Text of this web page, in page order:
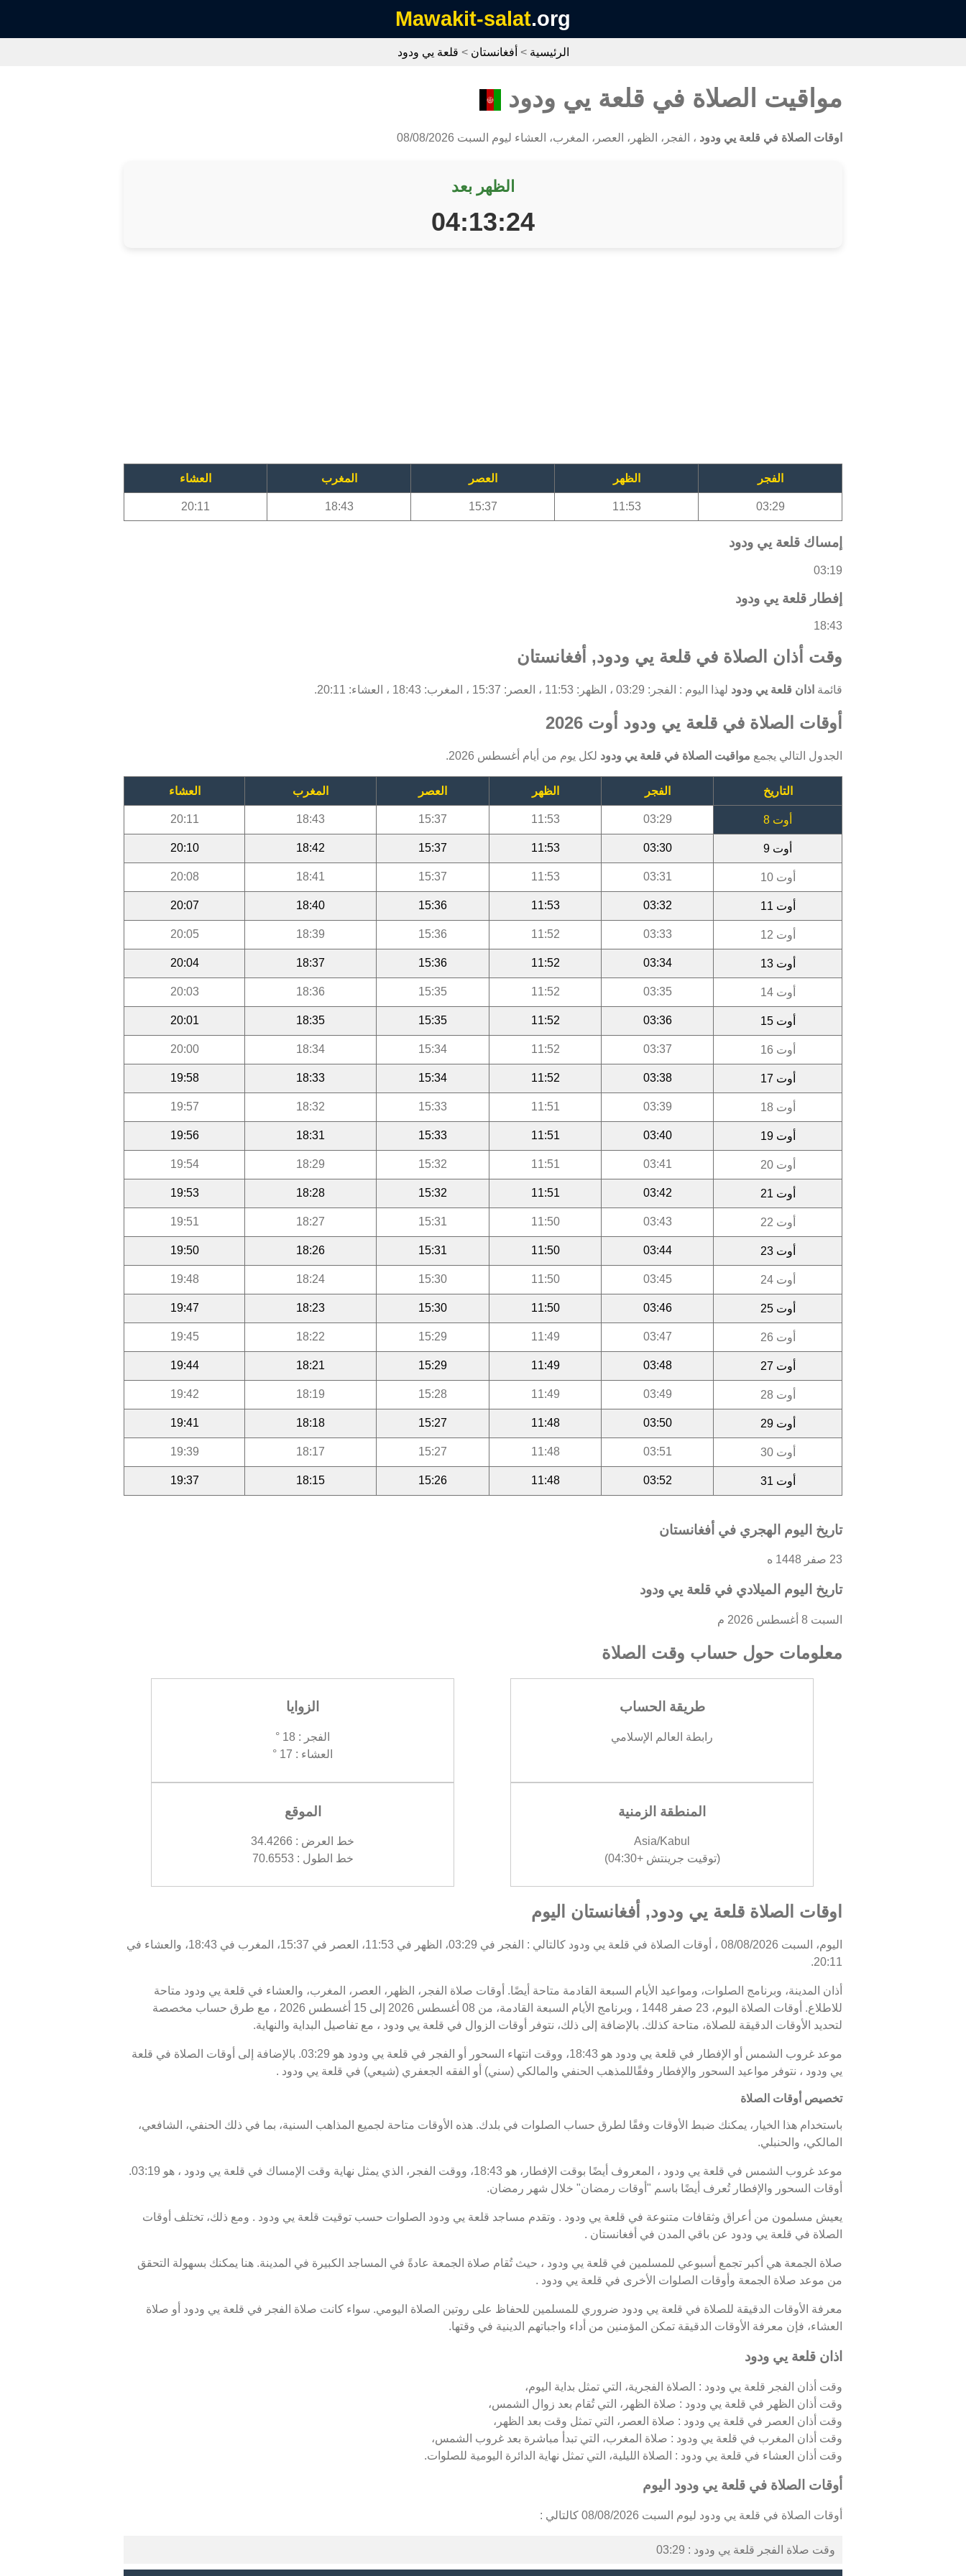
Mawakit-salat.org
الرئيسية > أفغانستان > قلعة يي ودود
مواقيت الصلاة في قلعة يي ودود
اوقات الصلاة في قلعة يي ودود ، الفجر، الظهر، العصر، المغرب، العشاء ليوم السبت 08/08/2026
الظهر بعد
04:13:24
الفجر الظهر العصر المغرب العشاء
03:29
11:53
15:37
18:43
20:11
إمساك قلعة يي ودود
03:19
إفطار قلعة يي ودود
18:43
وقت أذان الصلاة في قلعة يي ودود, أفغانستان
قائمة اذان قلعة يي ودود لهذا اليوم : الفجر: 03:29 ، الظهر: 11:53 ، العصر: 15:37 ، المغرب: 18:43 ، العشاء: 20:11.
أوقات الصلاة في قلعة يي ودود أوت 2026
الجدول التالي يجمع مواقيت الصلاة في قلعة يي ودود لكل يوم من أيام أغسطس 2026.
التاريخ الفجر الظهر العصر المغرب العشاء
أوت 8 03:29
11:53
15:37
18:43
20:11
أوت 9 03:30
11:53
15:37
18:42
20:10
أوت 10 03:31
11:53
15:37
18:41
20:08
أوت 11 03:32
11:53
15:36
18:40
20:07
أوت 12 03:33
11:52
15:36
18:39
20:05
أوت 13 03:34
11:52
15:36
18:37
20:04
أوت 14 03:35
11:52
15:35
18:36
20:03
أوت 15 03:36
11:52
15:35
18:35
20:01
أوت 16 03:37
11:52
15:34
18:34
20:00
أوت 17 03:38
11:52
15:34
18:33
19:58
أوت 18 03:39
11:51
15:33
18:32
19:57
أوت 19 03:40
11:51
15:33
18:31
19:56
أوت 20 03:41
11:51
15:32
18:29
19:54
أوت 21 03:42
11:51
15:32
18:28
19:53
أوت 22 03:43
11:50
15:31
18:27
19:51
أوت 23 03:44
11:50
15:31
18:26
19:50
أوت 24 03:45
11:50
15:30
18:24
19:48
أوت 25 03:46
11:50
15:30
18:23
19:47
أوت 26 03:47
11:49
15:29
18:22
19:45
أوت 27 03:48
11:49
15:29
18:21
19:44
أوت 28 03:49
11:49
15:28
18:19
19:42
أوت 29 03:50
11:48
15:27
18:18
19:41
أوت 30 03:51
11:48
15:27
18:17
19:39
أوت 31 03:52
11:48
15:26
18:15
19:37
تاريخ اليوم الهجري في أفغانستان
23 صفر 1448 ه
تاريخ اليوم الميلادي في قلعة يي ودود
السبت 8 أغسطس 2026 م
معلومات حول حساب وقت الصلاة
طريقة الحساب
رابطة العالم الإسلامي
الزوايا
الفجر : 18 °
العشاء : 17 °
المنطقة الزمنية
Asia/Kabul
(توقيت جرينتش +04:30)
الموقع
خط العرض : 34.4266
خط الطول : 70.6553
اوقات الصلاة قلعة يي ودود, أفغانستان اليوم
اليوم، السبت 08/08/2026 ، أوقات الصلاة في قلعة يي ودود كالتالي : الفجر في 03:29، الظهر في 11:53، العصر في 15:37، المغرب في 18:43، والعشاء في
20:11.
أذان المدينة، وبرنامج الصلوات، ومواعيد الأيام السبعة القادمة متاحة أيضًا. أوقات صلاة الفجر، الظهر، العصر، المغرب، والعشاء في قلعة يي ودود متاحة
للاطلاع. أوقات الصلاة اليوم، 23 صفر 1448 ، وبرنامج الأيام السبعة القادمة، من 08 أغسطس 2026 إلى 15 أغسطس 2026 ، مع طرق حساب مخصصة
لتحديد الأوقات الدقيقة للصلاة، متاحة كذلك. بالإضافة إلى ذلك، نتوفر أوقات الزوال في قلعة يي ودود ، مع تفاصيل البداية والنهاية.
موعد غروب الشمس أو الإفطار في قلعة يي ودود هو 18:43، ووقت انتهاء السحور أو الفجر في قلعة يي ودود هو 03:29. بالإضافة إلى أوقات الصلاة في قلعة
يي ودود ، نتوفر مواعيد السحور والإفطار وفقًاللمذهب الحنفي والمالكي (سني) أو الفقه الجعفري (شيعي) في قلعة يي ودود .
تخصيص أوقات الصلاة
باستخدام هذا الخيار، يمكنك ضبط الأوقات وفقًا لطرق حساب الصلوات في بلدك. هذه الأوقات متاحة لجميع المذاهب السنية، بما في ذلك الحنفي، الشافعي،
المالكي، والحنبلي.
موعد غروب الشمس في قلعة يي ودود ، المعروف أيضًا بوقت الإفطار، هو 18:43، ووقت الفجر، الذي يمثل نهاية وقت الإمساك في قلعة يي ودود ، هو 03:19.
أوقات السحور والإفطار تُعرف أيضًا باسم "أوقات رمضان" خلال شهر رمضان.
يعيش مسلمون من أعراق وثقافات متنوعة في قلعة يي ودود . وتقدم مساجد قلعة يي ودود الصلوات حسب توقيت قلعة يي ودود . ومع ذلك، تختلف أوقات
الصلاة في قلعة يي ودود عن باقي المدن في أفغانستان .
صلاة الجمعة هي أكبر تجمع أسبوعي للمسلمين في قلعة يي ودود ، حيث تُقام صلاة الجمعة عادةً في المساجد الكبيرة في المدينة. هنا يمكنك بسهولة التحقق
من موعد صلاة الجمعة وأوقات الصلوات الأخرى في قلعة يي ودود .
معرفة الأوقات الدقيقة للصلاة في قلعة يي ودود ضروري للمسلمين للحفاظ على روتين الصلاة اليومي. سواء كانت صلاة الفجر في قلعة يي ودود أو صلاة
العشاء، فإن معرفة الأوقات الدقيقة تمكن المؤمنين من أداء واجباتهم الدينية في وقتها.
اذان قلعة يي ودود
وقت أذان الفجر قلعة يي ودود : الصلاة الفجرية، التي تمثل بداية اليوم،
وقت أذان الظهر في قلعة يي ودود : صلاة الظهر، التي تُقام بعد زوال الشمس،
وقت أذان العصر في قلعة يي ودود : صلاة العصر، التي تمثل وقت بعد الظهر،
وقت أذان المغرب في قلعة يي ودود : صلاة المغرب، التي تبدأ مباشرة بعد غروب الشمس،
وقت أذان العشاء في قلعة يي ودود : الصلاة الليلية، التي تمثل نهاية الدائرة اليومية للصلوات.
أوقات الصلاة في قلعة يي ودود اليوم
أوقات الصلاة في قلعة يي ودود ليوم السبت 08/08/2026 كالتالي :
وقت صلاة الفجر قلعة يي ودود : 03:29